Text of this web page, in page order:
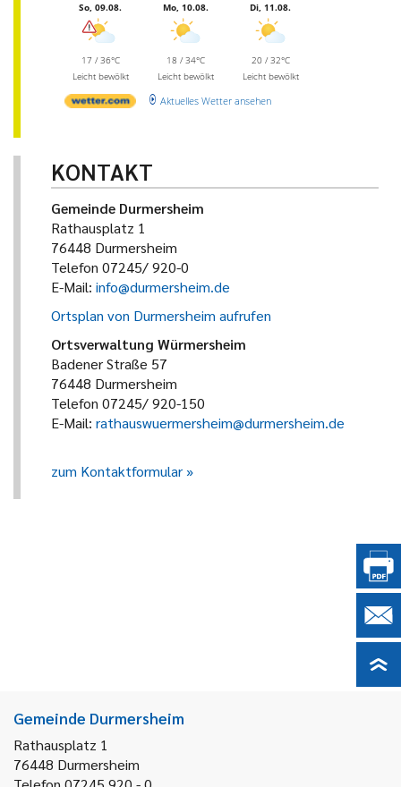
So, 09.08.
17 / 36°C
Leicht bewölkt
Mo, 10.08.
18 / 34°C
Leicht bewölkt
Di, 11.08.
20 / 32°C
Leicht bewölkt
Aktuelles Wetter ansehen
KONTAKT
Gemeinde Durmersheim
Rathausplatz 1
76448 Durmersheim
Telefon 07245/ 920-0
E-Mail: info@durmersheim.de
Ortsplan von Durmersheim aufrufen
Ortsverwaltung Würmersheim
Badener Straße 57
76448 Durmersheim
Telefon 07245/ 920-150
E-Mail: rathauswuermersheim@durmersheim.de
zum Kontaktformular
Gemeinde Durmersheim
Rathausplatz 1
76448 Durmersheim